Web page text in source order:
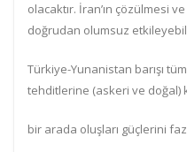
olacaktır. İran’ın çözülmesi
doğrudan olumsuz
Türkiye-Yunanistan barışı
tehditlerine (askeri ve doğal)
bir arada oluşları güçlerini